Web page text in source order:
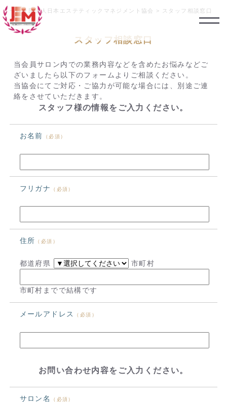
一般社団法人日本エステティックマネジメント協会 > スタッフ相談窓口
スタッフ相談窓口
当会員サロン内での業務内容などを含めたお悩みなどご
ざいましたら以下のフォームよりご相談ください。
当協会にてご対応・ご協力が可能な場合には、別途ご連
絡をさせていただきます。
スタッフ様の情報をご入力ください。
お名前 （必須）
フリガナ （必須）
住所 （必須）
都道府県 市町村
市町村までで結構です
メールアドレス （必須）
お問い合わせ内容をご入力ください。
サロン名 （必須）